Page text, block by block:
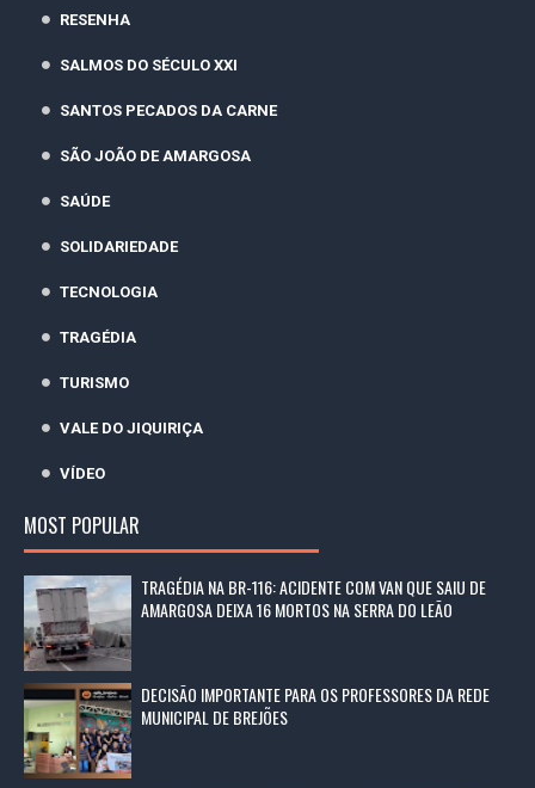
RESENHA
SALMOS DO SÉCULO XXI
SANTOS PECADOS DA CARNE
SÃO JOÃO DE AMARGOSA
SAÚDE
SOLIDARIEDADE
TECNOLOGIA
TRAGÉDIA
TURISMO
VALE DO JIQUIRIÇA
VÍDEO
MOST POPULAR
TRAGÉDIA NA BR-116: ACIDENTE COM VAN QUE SAIU DE
AMARGOSA DEIXA 16 MORTOS NA SERRA DO LEÃO
DECISÃO IMPORTANTE PARA OS PROFESSORES DA REDE
MUNICIPAL DE BREJÕES